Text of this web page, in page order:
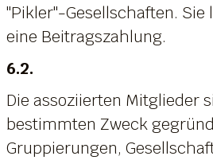
"Pikler"-Gesellschaften.
eine Beitragszahlung.
6.2.
Die assoziierten Mitglieder
bestimmten Zweck
Gruppierungen,